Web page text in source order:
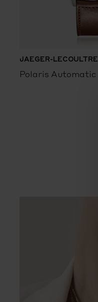
JAEGER-LECOULTRE
Polaris Automatic